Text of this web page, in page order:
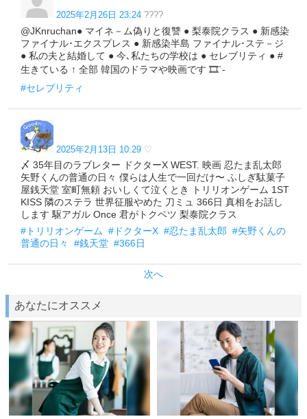
2025年2月26日 23:24 ????
@JKnruchan● マイネ－ム偽りと復讐 ● 梨泰院クラス ● 新感染
ファイナル･エクスプレス ● 新感染半島 ファイナル･ステ－ジ
● 私の夫と結婚して ● 今､私たちの学校は ● セレブリティ ● #
生きている ↑ 全部 韓国のドラマや映画です 🎞️´-
#セレブリティ
2025年2月13日 10:29 ♡
〆 35年目のラブレター ドクターX WEST. 映画 忍たま乱太郎
矢野くんの普通の日々 僕らは人生で一回だけ〜 ふしぎ駄菓子
屋銭天堂 室町無頼 おいしくて泣くとき トリリオンゲーム 1ST
KISS 隣のステラ 世界征服やめた 刀ミュ 366日 真相をお話し
します 駆アガル Once 君がトクベツ 梨泰院クラス
#トリリオンゲーム #ドクターX #忍たま乱太郎 #矢野くんの
普通の日々
#銭天堂 #366日
次へ
あなたにオススメ